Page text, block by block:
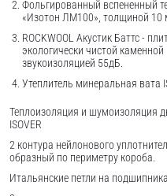
Фольгированный вспененный
«Изотон ЛМ100», толщиной 10
ROCKWOOL Акустик Баттс -
экологически чистой
звукоизоляцией 55дБ.
Утеплитель минеральная вата
Теплоизоляция и шумоизоляция
ISOVER
2 контура нейлонового
образный по периметру короба.
Итальянские петли на